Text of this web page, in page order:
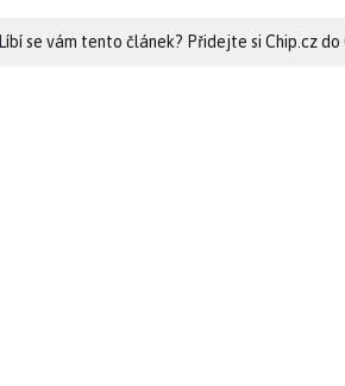
Líbí se vám tento článek? Přidejte si Chip.cz do